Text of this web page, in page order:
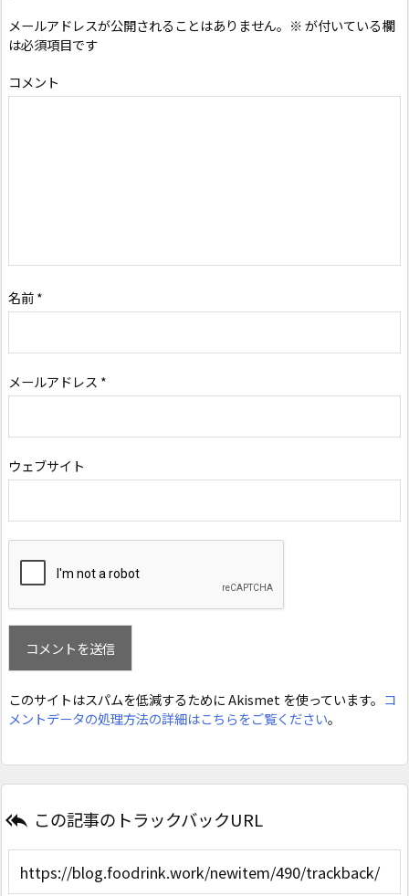
メールアドレスが公開されることはありません。 ※が付いている欄
は必須項目です
コメント
名前*
メールアドレス *
ウェブサイト
このサイトはスパムを低減するために Akismet を使っています。 コ
メントデータの処理方法の詳細はこちらをご覧ください。
 この記事のトラックバックURL